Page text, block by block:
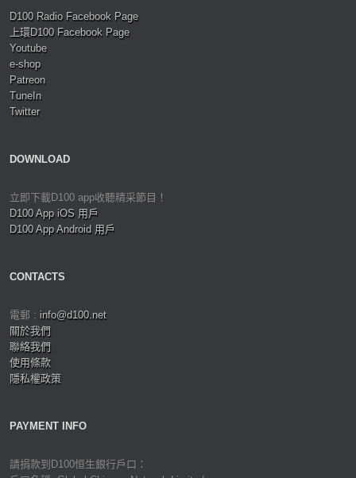
D100 Radio Facebook Page
上環D100 Facebook Page
Youtube
e-shop
Patreon
TuneIn
Twitter
DOWNLOAD
立即下載D100 app收聽精采節目！
D100 App iOS 用戶
D100 App Android 用戶
CONTACTS
電郵 : info@d100.net
關於我們
聯絡我們
使用條款
隱私權政策
PAYMENT INFO
請捐款到D100恒生銀行戶口：